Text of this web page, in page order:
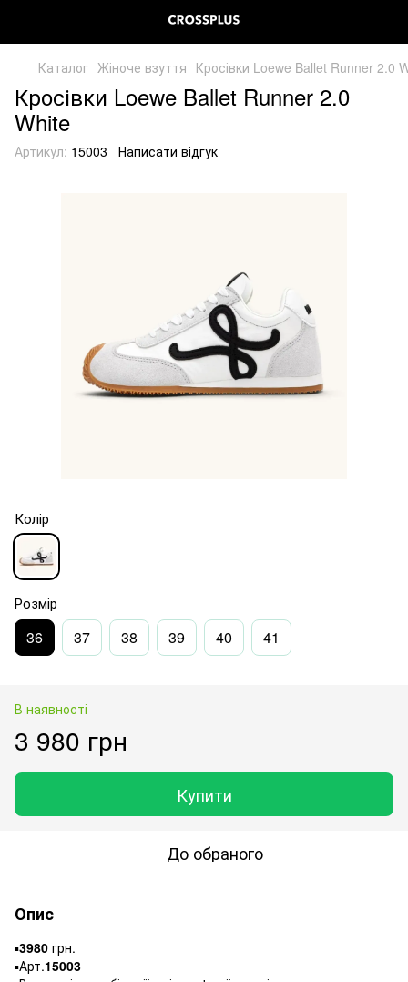
Каталог Жіноче взуття Кросівки Loewe Ballet Runner 2.0
Кросівки Loewe Ballet Runner 2.0
White
Артикул: 15003 Написати відгук
Колір
Розмір
36 37 38 39 40 41
В наявності
3 980 грн
Купити
До обраного
Опис
▪️3980 грн.
▪️Арт.15003